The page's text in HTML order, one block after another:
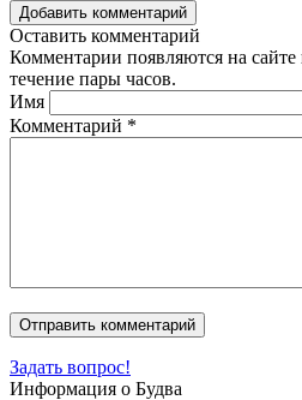
Добавить комментарий
Оставить комментарий
Комментарии появляются на
течение пары часов.
Имя
Комментарий *
Задать вопрос!
Информация о Будва